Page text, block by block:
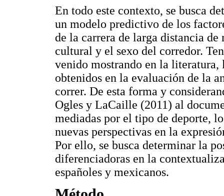
En todo este contexto, se busca
un modelo predictivo de los
de la carrera de larga distancia
cultural y el sexo del corredor.
venido mostrando en la
obtenidos en la evaluación de la
correr. De esta forma y
Ogles y LaCaille (2011) al
mediadas por el tipo de deporte,
nuevas perspectivas en la
Por ello, se busca determinar la
diferenciadoras en la
españoles y mexicanos.